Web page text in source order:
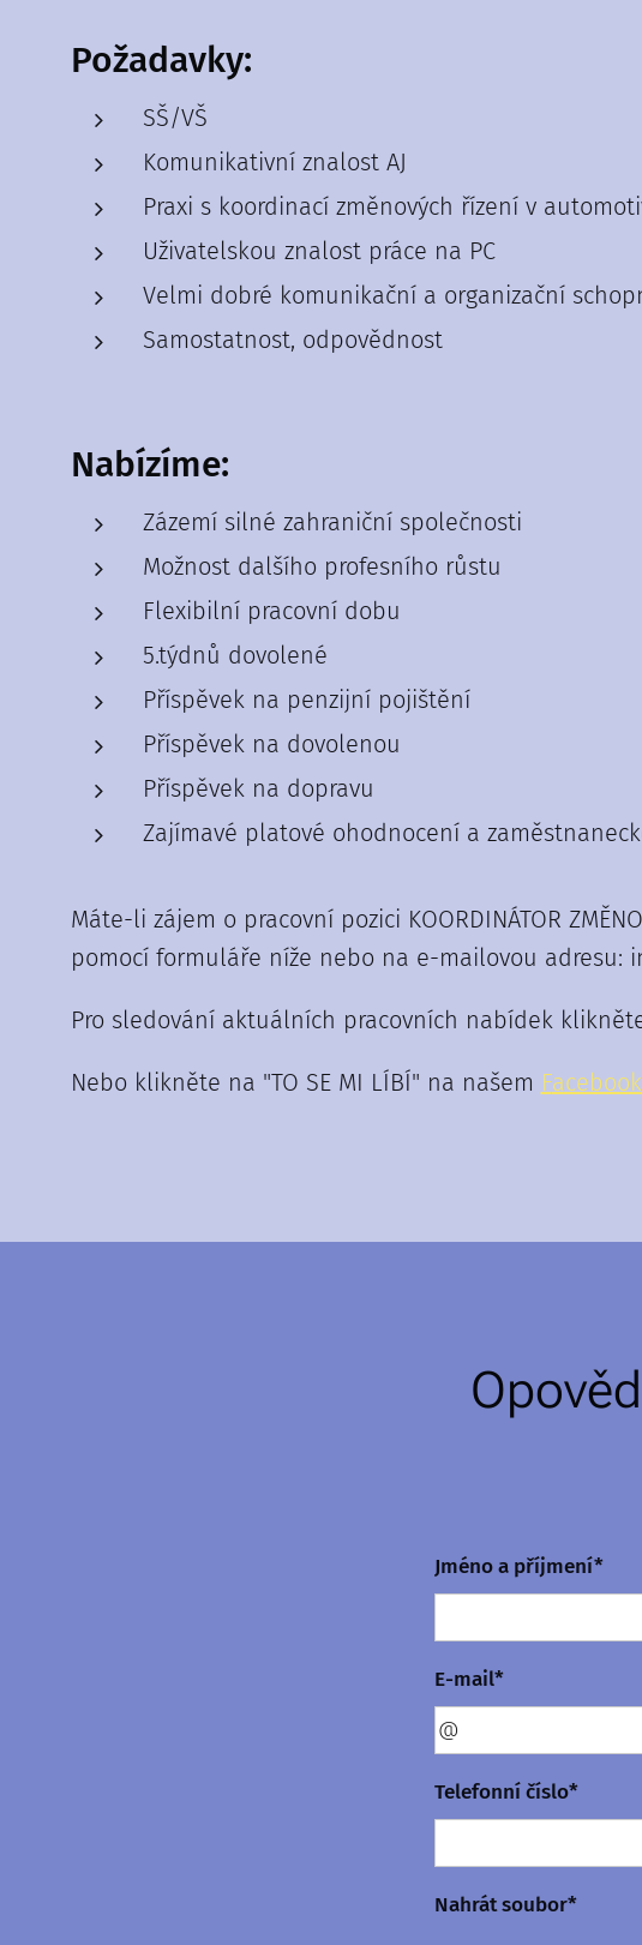
Požadavky:
SŠ/VŠ
Komunikativní znalost AJ
Praxi s koordinací změnových řízení v
Uživatelskou znalost práce na PC
Velmi dobré komunikační a organizační
Samostatnost, odpovědnost
Nabízíme:
Zázemí silné zahraniční společnosti
Možnost dalšího profesního růstu
Flexibilní pracovní dobu
5.týdnů dovolené
Příspěvek na penzijní pojištění
Příspěvek na dovolenou
Příspěvek na dopravu
Zajímavé platové ohodnocení a
Máte-li zájem o pracovní pozici KOORDINÁTOR
pomocí formuláře níže nebo na e-mailovou adresu:
Pro sledování aktuálních pracovních nabídek
Nebo klikněte na "TO SE MI LÍBÍ" na našem F
Jméno a příjmení*
E-mail*
Telefonní číslo*
Nahrát soubor*